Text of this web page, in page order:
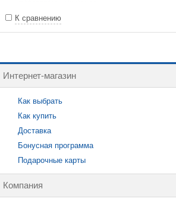
К сравнению
Интернет-магазин
Как выбрать
Как купить
Доставка
Бонусная программа
Подарочные карты
Компания